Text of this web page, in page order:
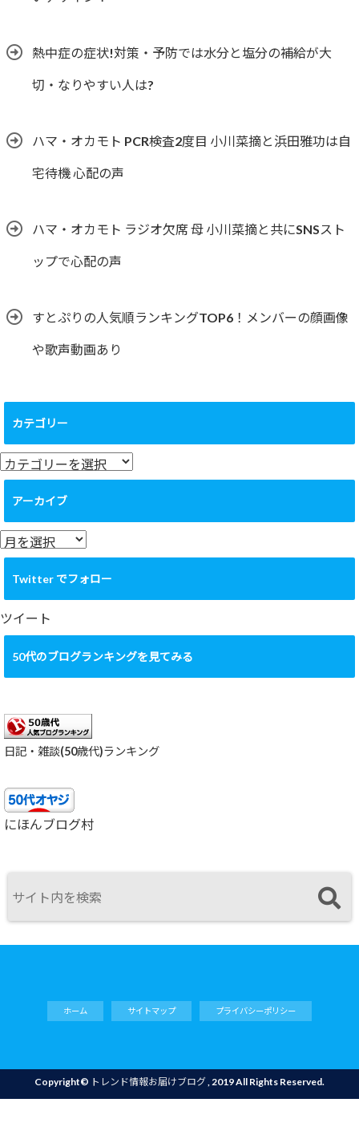
熱中症の症状!対策・予防では水分と塩分の補給が大
切・なりやすい人は?
ハマ・オカモト PCR検査2度目 小川菜摘と浜田雅功は自
宅待機 心配の声
ハマ・オカモト ラジオ欠席 母 小川菜摘と共にSNSスト
ップで心配の声
すとぷりの人気順ランキングTOP6！メンバーの顔画像
や歌声動画あり
カテゴリー
カ
テ
リ
ー
アーカイブ
ア
ー
イ
ブ
Twitter でフォロー
ツイート
50代のブログランキングを見てみる
日記・雑談(50歳代)ランキング
にほんブログ村
ホーム サイトマップ プライバシーポリシー
Copyright© トレンド情報お届けブログ, 2019 All Rights Reserved.